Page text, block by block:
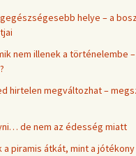
helye – a
nem illenek a történelembe
hirtelen megváltozhat –
de nem az édesség miatt
a piramis átkát, mint a